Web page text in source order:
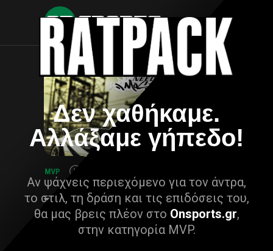
Δεν χαθήκαμε.
Αλλάξαμε γήπεδο!
Αν ψάχνεις περιεχόμενο για τον άντρα,
το στιλ, τη δράση και τις επιδόσεις του,
θα μας βρεις πλέον στο Onsports.gr,
στην κατηγορία MVP.